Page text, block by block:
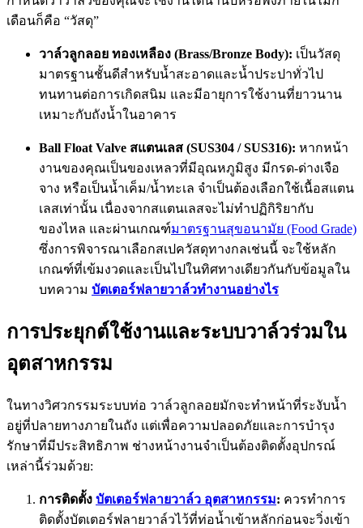
เดือนก็คือ “วัสดุ”
วาล์วลูกลอย ทองเหลือง (Brass/Bronze Body): เป็นวัสดุ
มาตรฐานชั้นดีสำหรับน้ำสะอาดและน้ำประปาทั่วไป
ทนทานต่อการเกิดสนิม และมีอายุการใช้งานที่ยาวนาน
เหมาะกับถังน้ำในอาคาร
Ball Float Valve สแตนเลส (SUS304 / SUS316): หากหน้า
งานของคุณเป็นของเหลวที่มีอุณหภูมิสูง มีกรด-ด่างเจือ
จาง หรือเป็นน้ำเค็ม/น้ำทะเล จำเป็นต้องเลือกใช้เนื้อสแตน
เลสเท่านั้น เนื่องจากสแตนเลสจะไม่ทำปฏิกิริยากับ
ของไหล และผ่านเกณฑ์มาตรฐานสุขอนามัย (Food Grade)
ซึ่งการพิจารณาเลือกสเปควัสดุทางกลเช่นนี้ จะใช้หลัก
เกณฑ์ที่เข้มงวดและเป็นไปในทิศทางเดียวกันกับข้อมูลใน
บทความ บัตเตอร์ฟลายวาล์วทำงานอย่างไร
การประยุกต์ใช้งานและระบบวาล์วร่วมใน
อุตสาหกรรม
ในทางวิศวกรรมระบบท่อ วาล์วลูกลอยมักจะทำหน้าที่ระงับน้ำ
อยู่ที่ปลายทางภายในถัง แต่เพื่อความปลอดภัยและการบำรุง
รักษาที่มีประสิทธิภาพ ช่างหน้างานจำเป็นต้องติดตั้งอุปกรณ์
เหล่านี้ร่วมด้วย:
การติดตั้ง บัตเตอร์ฟลายวาล์ว อุตสาหกรรม: ควรทำการ
ติดตั้งบัตเตอร์ฟลายวาล์วไว้ที่ท่อน้ำเข้าหลักก่อนจะวิ่งเข้า